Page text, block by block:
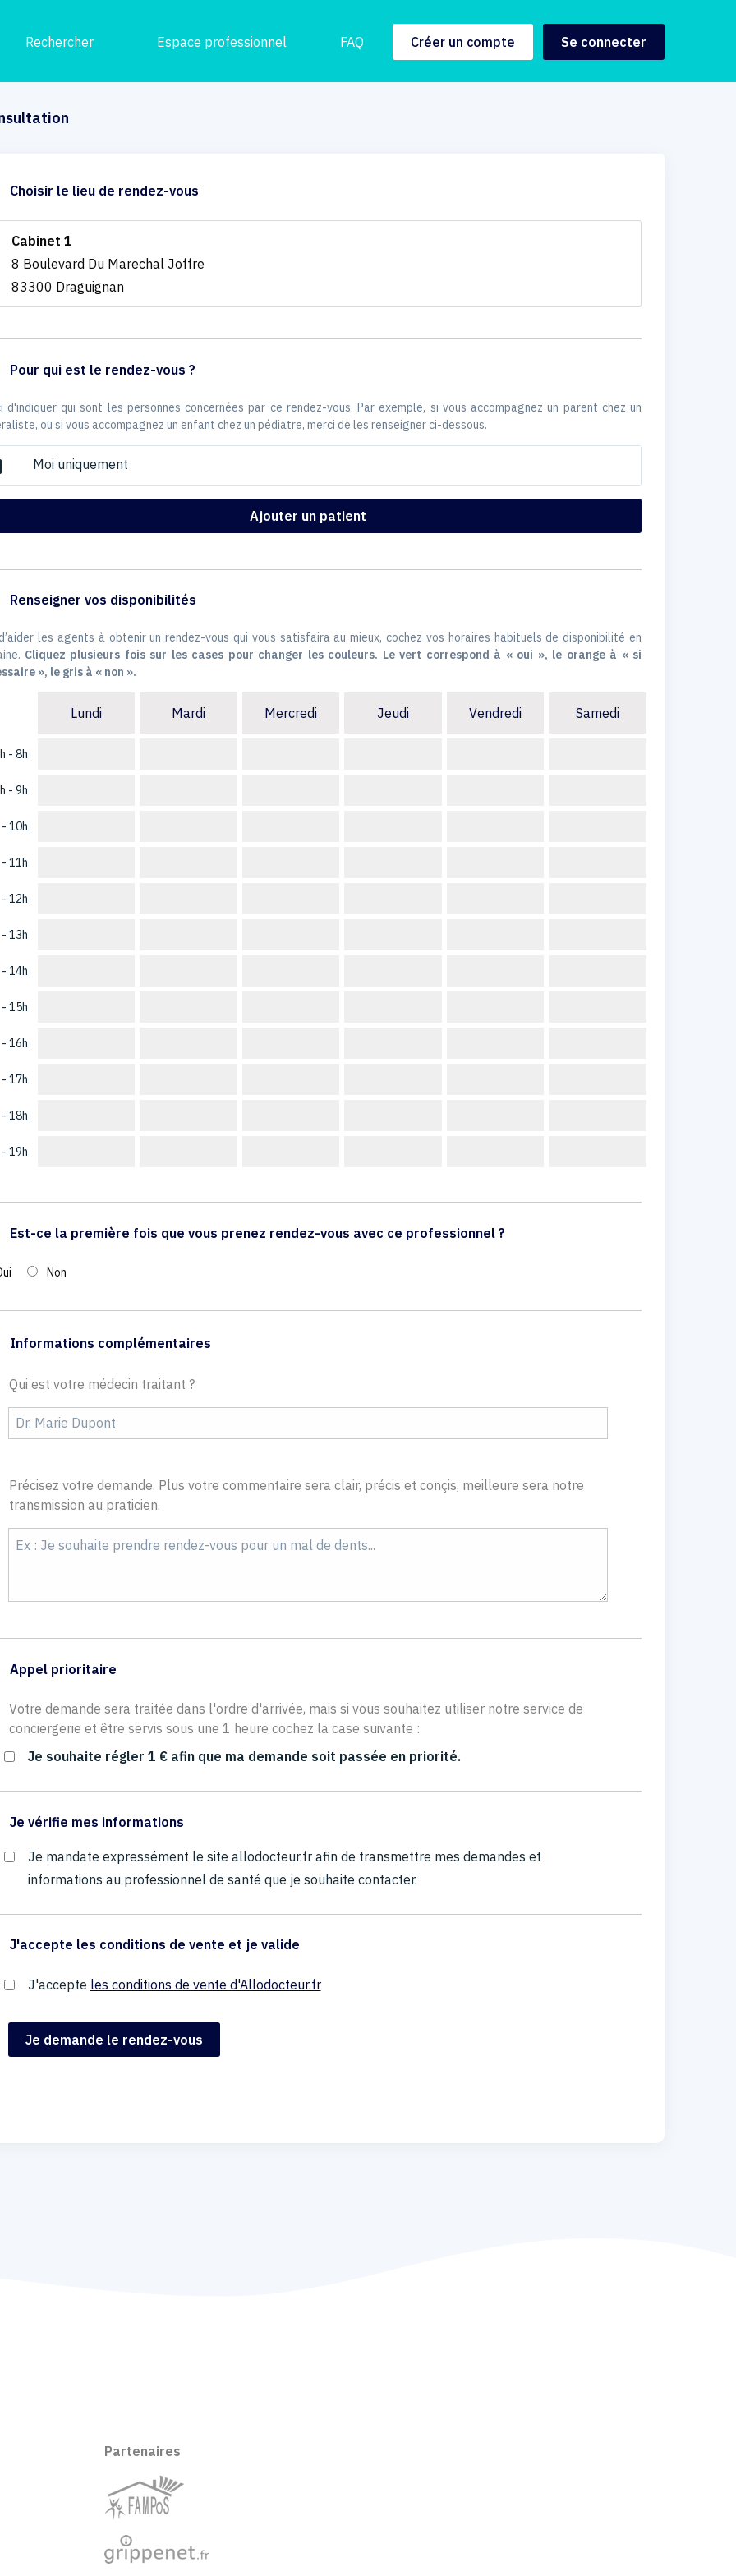
Rechercher Espace professionnel FAQ Créer un compte Se connecter
Choisir le lieu de rendez-vous
Cabinet 1
8 Boulevard Du Marechal Joffre
83300 Draguignan
Pour qui est le rendez-vous ?
d'indiquer qui sont les personnes concernées par ce rendez-vous. Par exemple, si vous accompagnez un parent chez un
ou si vous accompagnez un enfant chez un pédiatre, merci de les renseigner ci-dessous.
Moi uniquement
Ajouter un patient
Renseigner vos disponibilités
les agents à obtenir un rendez-vous qui vous satisfaira au mieux, cochez vos horaires habituels de disponibilité en
Cliquez plusieurs fois sur les cases pour changer les couleurs. Le vert correspond à « oui », le orange à « si
», le gris à « non ».
- 8h
- 9h
10h
11h
12h
13h
14h
15h
16h
17h
18h
19h
Lundi Mardi Mercredi Jeudi Vendredi Samedi
Est-ce la première fois que vous prenez rendez-vous avec ce professionnel ?
Non
Informations complémentaires
Qui est votre médecin traitant ?
Précisez votre demande. Plus votre commentaire sera clair, précis et conçis, meilleure sera notre
transmission au praticien.
Appel prioritaire
Votre demande sera traitée dans l'ordre d'arrivée, mais si vous souhaitez utiliser notre service de
conciergerie et être servis sous une 1 heure cochez la case suivante :
Je souhaite régler 1 € afin que ma demande soit passée en priorité.
Je vérifie mes informations
Je mandate expressément le site allodocteur.fr afin de transmettre mes demandes et
informations au professionnel de santé que je souhaite contacter.
J'accepte les conditions de vente et je valide
J'accepte les conditions de vente d'Allodocteur.fr
Partenaires